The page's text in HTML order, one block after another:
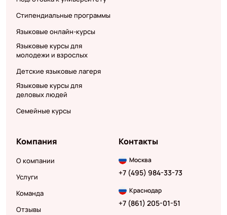
Стипендиальные программы
Языковые онлайн-курсы
Языковые курсы для
молодежи и взрослых
Детские языковые лагеря
Языковые курсы для
деловых людей
Семейные курсы
Компания
О компании
Услуги
Команда
Отзывы
Контакты
Москва
+7 (495) 984-33-73
Краснодар
+7 (861) 205-01-51